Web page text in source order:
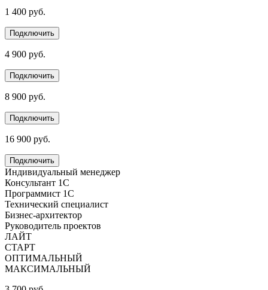
1 400 руб.
Подключить
4 900 руб.
Подключить
8 900 руб.
Подключить
16 900 руб.
Подключить
Индивидуальный менеджер
Консультант 1С
Программист 1С
Технический специалист
Бизнес-архитектор
Руководитель проектов
ЛАЙТ
СТАРТ
ОПТИМАЛЬНЫЙ
МАКСИМАЛЬНЫЙ